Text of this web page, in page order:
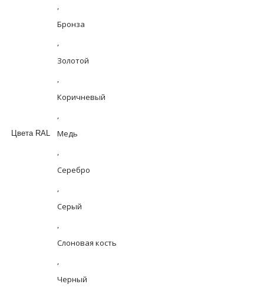
Цвета RAL
,
Бронза
,
Золотой
,
Коричневый
,
Медь
,
Серебро
,
Серый
,
Слоновая кость
,
Черный